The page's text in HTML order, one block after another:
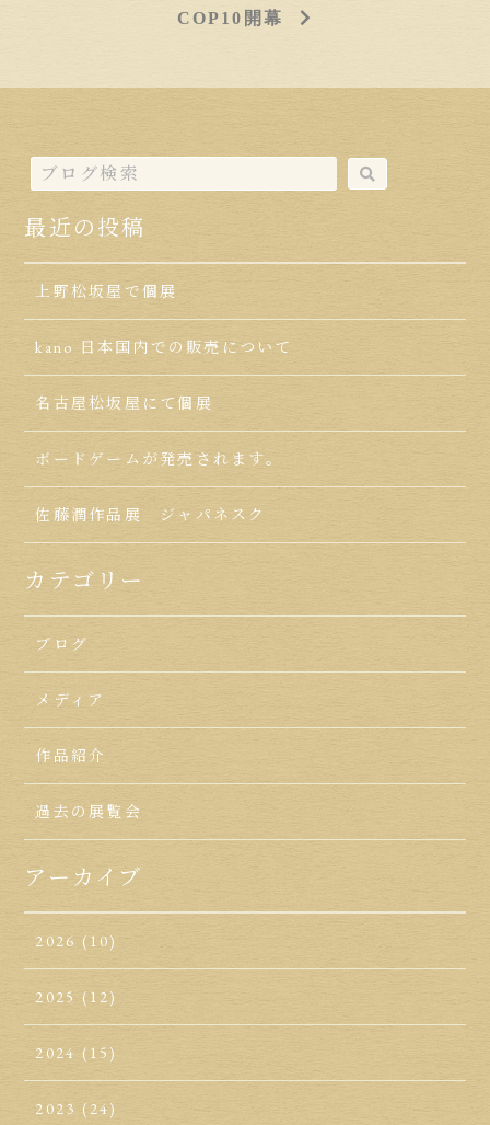
COP10開幕
最近の投稿
上野松坂屋で個展
kano 日本国内での販売について
名古屋松坂屋にて個展
ボードゲームが発売されます。
佐藤潤作品展 ジャパネスク
カテゴリー
ブログ
メディア
作品紹介
過去の展覧会
アーカイブ
2026 (10)
2025 (12)
2024 (15)
2023 (24)